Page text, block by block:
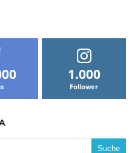
1.000
Follower